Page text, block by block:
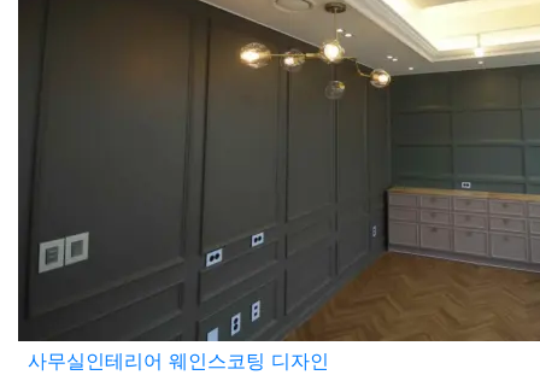
사무실인테리어 웨인스코팅 디자인